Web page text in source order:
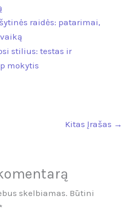
raidės: patarimai,
stilius: testas ir
mokytis
Kitas Įrašas →
skelbiamas. Būtini
*